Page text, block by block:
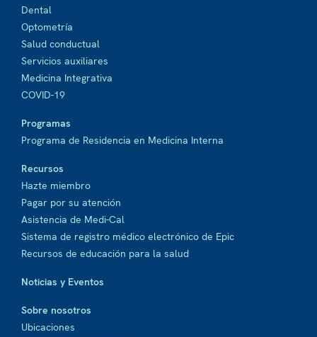
Dental
Optometría
Salud conductual
Servicios auxiliares
Medicina Integrativa
COVID-19
Programas
Programa de Residencia en Medicina Interna
Recursos
Hazte miembro
Pagar por su atención
Asistencia de Medi-Cal
Sistema de registro médico electrónico de Epic
Recursos de educación para la salud
Noticias y Eventos
Sobre nosotros
Ubicaciones